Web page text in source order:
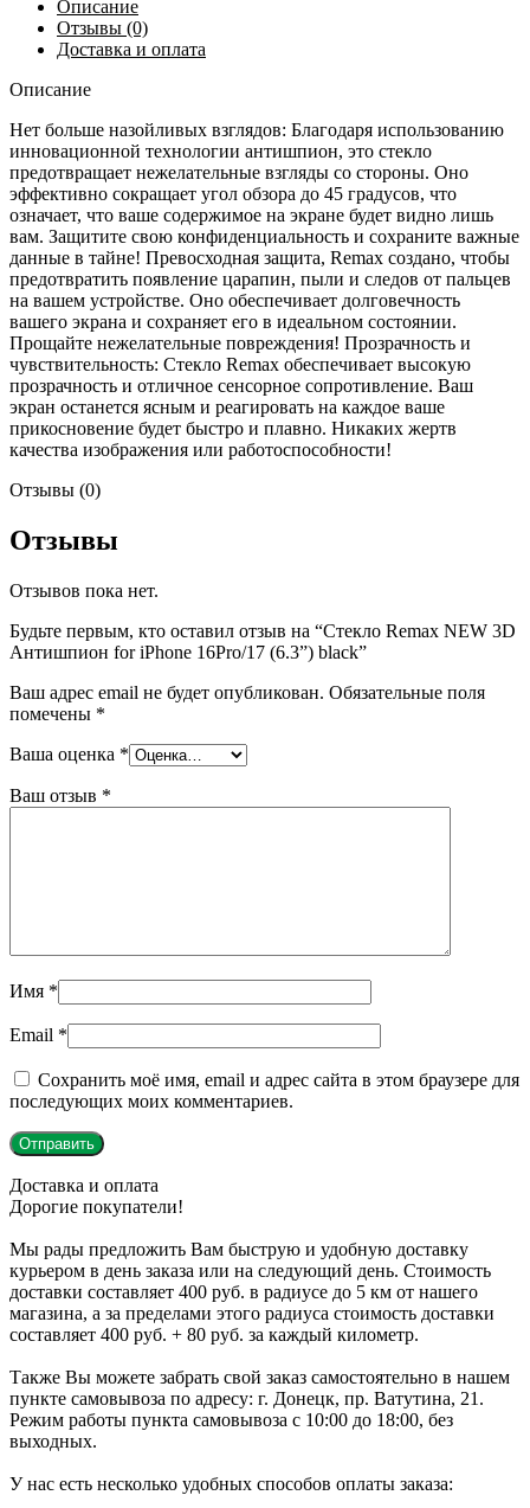
Описание
Отзывы (0)
Доставка и оплата
Описание
Нет больше назойливых взглядов: Благодаря использованию
инновационной технологии антишпион, это стекло
предотвращает нежелательные взгляды со стороны. Оно
эффективно сокращает угол обзора до 45 градусов, что
означает, что ваше содержимое на экране будет видно лишь
вам. Защитите свою конфиденциальность и сохраните важные
данные в тайне! Превосходная защита, Remax создано, чтобы
предотвратить появление царапин, пыли и следов от пальцев
на вашем устройстве. Оно обеспечивает долговечность
вашего экрана и сохраняет его в идеальном состоянии.
Прощайте нежелательные повреждения! Прозрачность и
чувствительность: Cтекло Remax обеспечивает высокую
прозрачность и отличное сенсорное сопротивление. Ваш
экран останется ясным и реагировать на каждое ваше
прикосновение будет быстро и плавно. Никаких жертв
качества изображения или работоспособности!
Отзывы (0)
Отзывы
Отзывов пока нет.
Будьте первым, кто оставил отзыв на “Стекло Remax NEW 3D
Антишпион for iPhone 16Pro/17 (6.3”) black”
Ваш адрес email не будет опубликован. Обязательные поля
помечены *
Ваша оценка *
Ваш отзыв *
Имя *
Email *
Сохранить моё имя, email и адрес сайта в этом браузере для
последующих моих комментариев.
Доставка и оплата
Дорогие покупатели!
Мы рады предложить Вам быструю и удобную доставку
курьером в день заказа или на следующий день. Стоимость
доставки составляет 400 руб. в радиусе до 5 км от нашего
магазина, а за пределами этого радиуса стоимость доставки
составляет 400 руб. + 80 руб. за каждый километр.
Также Вы можете забрать свой заказ самостоятельно в нашем
пункте самовывоза по адресу: г. Донецк, пр. Ватутина, 21.
Режим работы пункта самовывоза с 10:00 до 18:00, без
выходных.
У нас есть несколько удобных способов оплаты заказа: